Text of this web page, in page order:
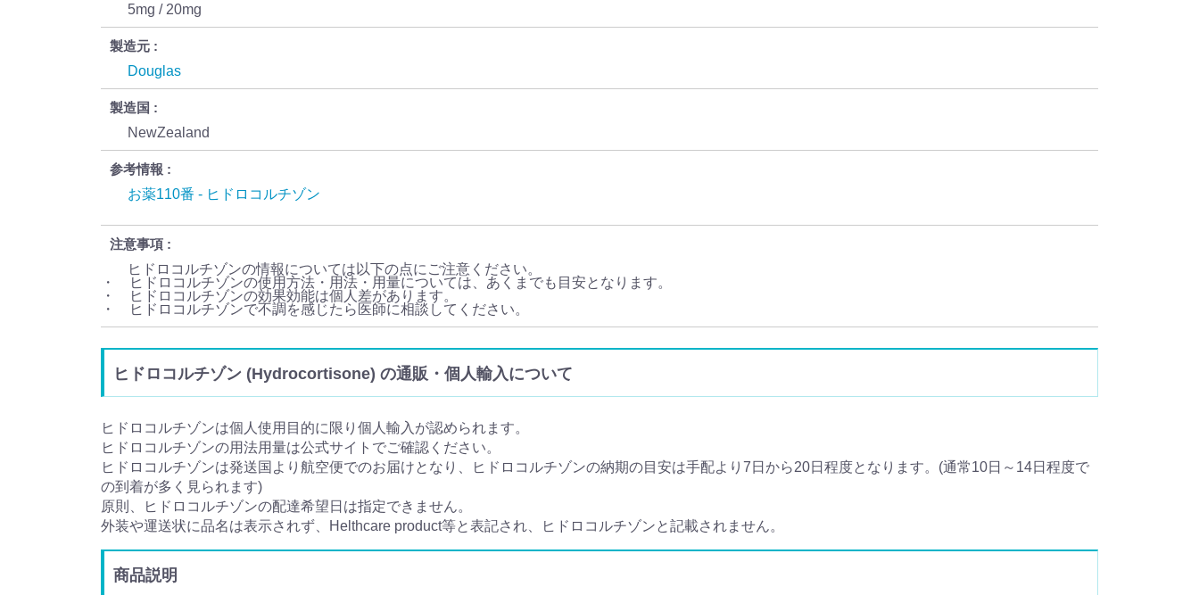
5mg / 20mg
製造元
Douglas
製造国
NewZealand
参考情報
お薬110番 - ヒドロコルチゾン
注意事項
ヒドロコルチゾンの情報については以下の点にご注意ください。
・ ヒドロコルチゾンの使用方法・用法・用量については、あくまでも目安となります。
・ ヒドロコルチゾンの効果効能は個人差があります。
・ ヒドロコルチゾンで不調を感じたら医師に相談してください。
ヒドロコルチゾン (Hydrocortisone) の通販・個人輸入について
ヒドロコルチゾンは個人使用目的に限り個人輸入が認められます。
ヒドロコルチゾンの用法用量は公式サイトでご確認ください。
ヒドロコルチゾンは発送国より航空便でのお届けとなり、ヒドロコルチゾンの納期の目安は手配より7日から20日程度となります。(通常10日～14日程度で
の到着が多く見られます)
原則、ヒドロコルチゾンの配達希望日は指定できません。
外装や運送状に品名は表示されず、Helthcare product等と表記され、ヒドロコルチゾンと記載されません。
商品説明